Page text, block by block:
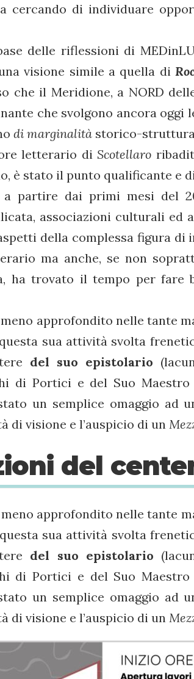
cercando di individuare
delle riflessioni di
visione simile a quella di
che il Meridione, a NORD
che svolgono ancora oggi
di marginalità storico-
letterario di Scotellaro
è stato il punto qualificante e
a partire dai primi mesi del
associazioni culturali ed
della complessa figura di
ma anche, se non
ha trovato il tempo per fare
approfondito nelle tante
sua attività svolta
del suo epistolario
di Portici e del Suo Maestro
un semplice omaggio ad
di visione e l’auspicio di un
del
approfondito nelle tante
sua attività svolta
del suo epistolario
di Portici e del Suo Maestro
un semplice omaggio ad
di visione e l’auspicio di un